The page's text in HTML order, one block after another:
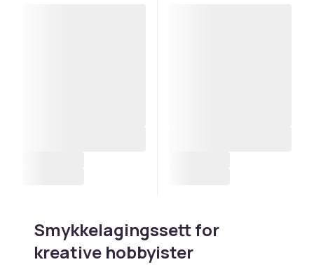
Smykkelagingssett for
kreative hobbyister